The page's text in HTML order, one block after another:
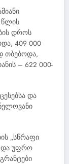
წლის
დროს
409 000
თბებოდა,
– 622 000-
და
„სწრაფი
და უფრო